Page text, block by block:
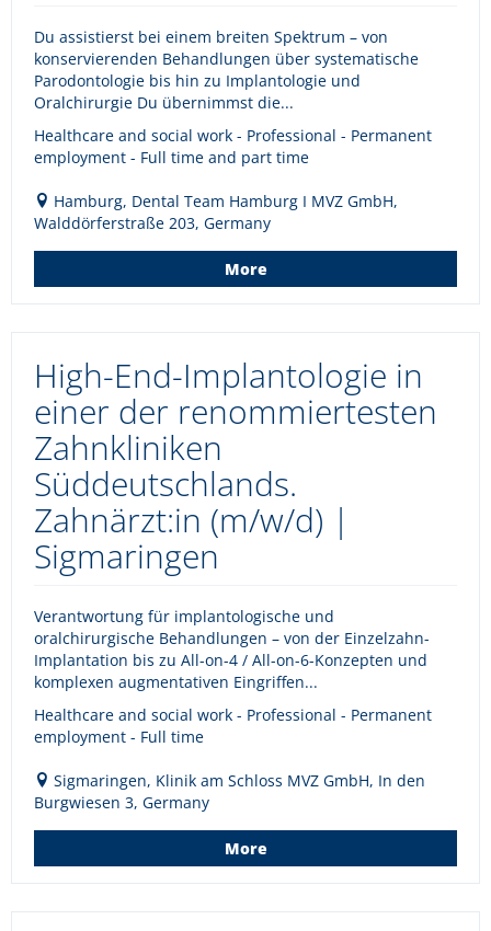
Du assistierst bei einem breiten Spektrum – von
konservierenden Behandlungen über systematische
Parodontologie bis hin zu Implantologie und
Oralchirurgie Du übernimmst die...
Healthcare and social work - Professional - Permanent
employment - Full time and part time
Hamburg, Dental Team Hamburg I MVZ GmbH,
Walddörferstraße 203, Germany
More
High-End-Implantologie in
einer der renommiertesten
Zahnkliniken
Süddeutschlands.
Zahnärzt:in (m/w/d) |
Sigmaringen
Verantwortung für implantologische und
oralchirurgische Behandlungen – von der Einzelzahn-
Implantation bis zu All-on-4 / All-on-6-Konzepten und
komplexen augmentativen Eingriffen...
Healthcare and social work - Professional - Permanent
employment - Full time
Sigmaringen, Klinik am Schloss MVZ GmbH, In den
Burgwiesen 3, Germany
More